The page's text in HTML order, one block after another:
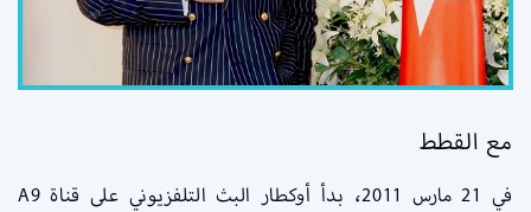
مع القطط
في 21 مارس 2011، بدأ أوكطار البث التلفزيوني على قناة A9